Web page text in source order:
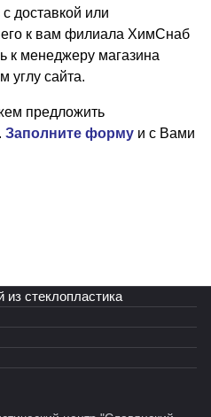
доставкой или
к вам филиала ХимСнаб
к менеджеру магазина
углу сайта.
предложить
Заполните форму и с Вами
стеклопластика